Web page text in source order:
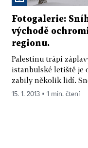
Fotogalerie:
východě
regionu.
Palestinu trápí
istanbulské letiště je
zabily několik lidí.
15. 1. 2013 ▪ 1 min. čtení